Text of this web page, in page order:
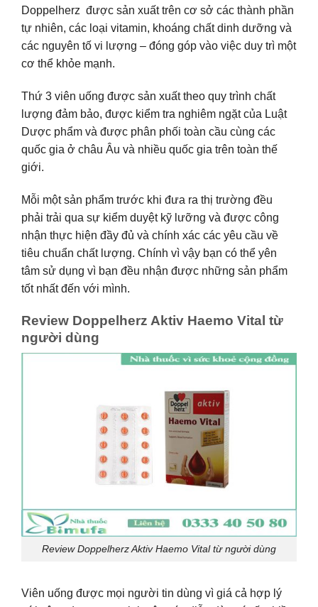
Doppelherz được sản xuất trên cơ sở các thành phần
tự nhiên, các loại vitamin, khoáng chất dinh dưỡng và
các nguyên tố vi lượng – đóng góp vào việc duy trì một
cơ thể khỏe mạnh.
Thứ 3 viên uống được sản xuất theo quy trình chất
lượng đảm bảo, được kiểm tra nghiêm ngặt của Luật
Dược phẩm và được phân phối toàn cầu cùng các
quốc gia ở châu Âu và nhiều quốc gia trên toàn thế
giới.
Mỗi một sản phẩm trước khi đưa ra thị trường đều
phải trải qua sự kiểm duyệt kỹ lưỡng và được công
nhận thực hiện đầy đủ và chính xác các yêu cầu về
tiêu chuẩn chất lượng. Chính vì vậy bạn có thể yên
tâm sử dụng vì bạn đều nhận được những sản phẩm
tốt nhất đến với mình.
Review Doppelherz Aktiv Haemo Vital từ
người dùng
Review Doppelherz Aktiv Haemo Vital từ người dùng
Viên uống được mọi người tin dùng vì giá cả hợp lý